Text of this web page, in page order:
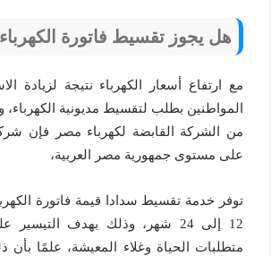
هل يجوز تقسيط فاتورة الكهرباء
مع ارتفاع أسعار الكهرباء نتيجة لزيادة
المواطنين بطلب لتقسيط مديونية الكهرباء،
من الشركة القابضة لكهرباء مصر فإن
على مستوى جمهورية مصر العربية،
توفر خدمة تقسيط سدادا قيمة فاتورة
12 إلى 24 شهر، وذلك بهدف
متطلبات الحياة وغلاء المعيشة، علمًا